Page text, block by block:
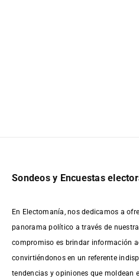
Sondeos y Encuestas
En Electomanía, nos dedicamos a
panorama político a través de
compromiso es brindar información
convirtiéndonos en un referente
tendencias y opiniones que moldean